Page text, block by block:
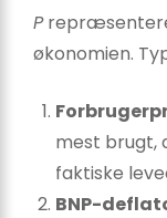
P
økonomien.
mest brugt,
faktiske
BNP-